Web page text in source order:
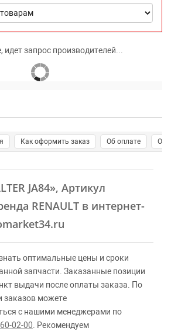
запрос производителей...
Как оформить заказ Об оплате О
JA84», Артикул
RENAULT в интернет-
оптимальные цены и сроки
запчасти. Заказанные позиции
выдачи после оплаты заказа. По
заказов можете
с нашими менеджерами по
02-00 . Рекомендуем